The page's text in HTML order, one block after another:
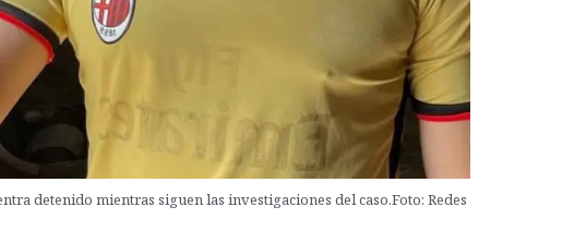
detenido mientras siguen las investigaciones del caso.Foto: Redes